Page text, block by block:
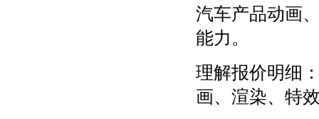
汽车产品动画
能力。
理解报价明细
画、渲染、特